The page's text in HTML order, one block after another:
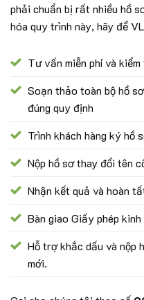
phải chuẩn bị rất nhiều hồ
hóa quy trình này, hãy để
Tư vấn miễn phí và
Soạn thảo toàn bộ hồ
đúng quy định
Trình khách hàng ký hồ
Nộp hồ sơ thay đổi tên
Nhận kết quả và hoàn
Bàn giao Giấy phép
Hỗ trợ khắc dấu và nộp
mới.